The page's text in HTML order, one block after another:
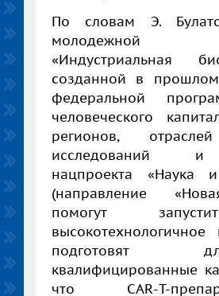
По словам Э.
молодежной
«Индустриальная
созданной в
федеральной
человеческого
регионов,
исследований и
нацпроекта «Наука
(направление
помогут
подготовят
квалифицированные
что CAR-T-